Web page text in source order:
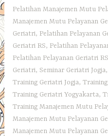
Pelatihan Manajemen Mutu
Manajemen Mutu Pelayanan
Geriatri, Pelatihan Pelayanan
Geriatri RS, Pelatihan
Pelatihan Pelayanan Geriatri
Geriatri, Seminar Geriatri Jogja,
Training Geriatri Jogja,
Training Geriatri Yogyakarta,
Training Manajemen Mutu
Manajemen Mutu Pelayanan
Manajemen Mutu Pelayanan